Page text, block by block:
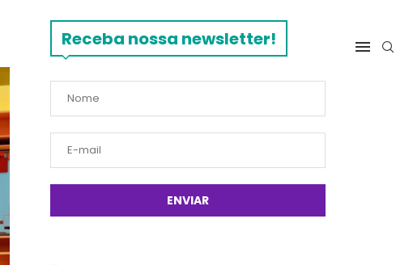
Receba nossa newsletter!